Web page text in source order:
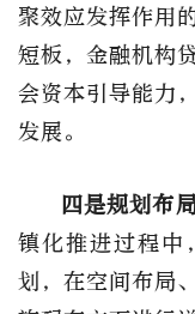
聚效应发挥作用
短板，金融机构
会资本引导能力
发展。
四是规划布
镇化推进过程中
划，在空间布局